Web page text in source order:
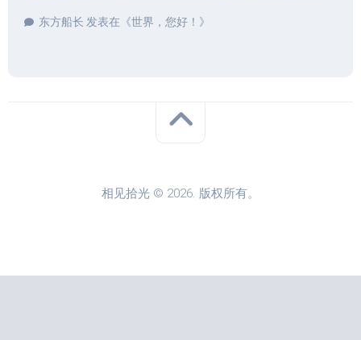
东方船长 发表在《世界，您好！ 》
相见拾光 © 2026. 版权所有。